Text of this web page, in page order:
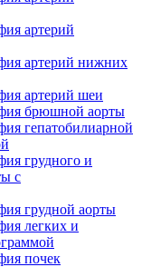
артерий
артерий нижних
артерий шеи
брюшной аорты
гепатобилиарной
грудного и
с
грудной аорты
легких и
почек